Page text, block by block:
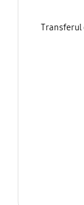
Transferul